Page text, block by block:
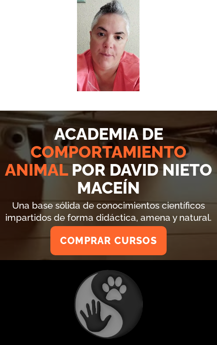
ACADEMIA DE
COMPORTAMIENTO
ANIMAL POR DAVID NIETO
MACEÍN
Una base sólida de conocimientos científicos
impartidos de forma didáctica, amena y natural.
COMPRAR CURSOS